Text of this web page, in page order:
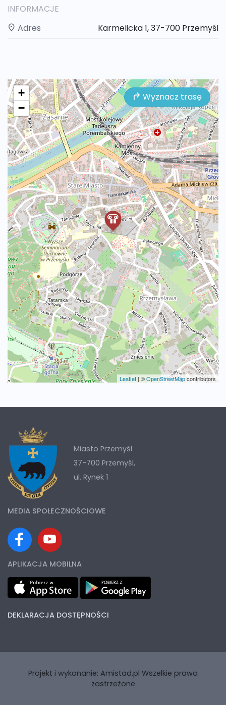
INFORMACJE
Adres
Karmelicka 1, 37-700 Przemyśl
Wyznacz trasę
+
−
Leaflet | ©OpenStreetMapcontributors
Miasto Przemyśl
37-700 Przemyśl,
ul. Rynek 1
MEDIA SPOŁECZNOŚCIOWE
APLIKACJA MOBILNA
DEKLARACJA DOSTĘPNOŚCI
Projekt i wykonanie: Amistad.pl Wszelkie prawa
zastrzeżone